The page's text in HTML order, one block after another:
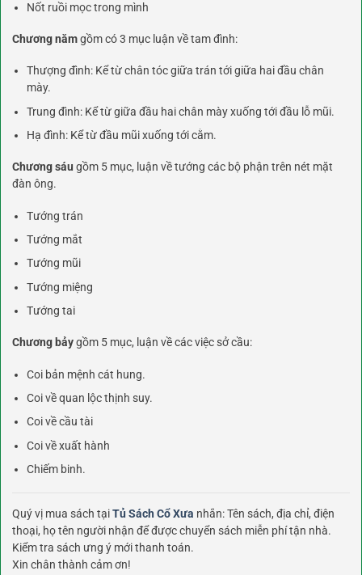
Nốt ruồi mọc trong mình
Chương nămgồm có 3 mục luận về tam đình:
Thượng đình: Kể từ chân tóc giữa trán tới giữa hai đầu chân
mày.
Trung đình: Kể từ giữa đầu hai chân mày xuống tới đầu lỗ mũi.
Hạ đình: Kể từ đầu mũi xuống tới cằm.
Chương sáu gồm 5 mục, luận về tướng các bộ phận trên nét mặt
đàn ông.
Tướng trán
Tướng mắt
Tướng mũi
Tướng miệng
Tướng tai
Chương bảygồm 5 mục, luận về các việc sở cầu:
Coi bản mệnh cát hung.
Coi về quan lộc thịnh suy.
Coi về cầu tài
Coi về xuất hành
Chiếm binh.
Quý vị mua sách tạiTủ Sách Cổ Xưa nhắn: Tên sách, địa chỉ, điện
thoại, họ tên người nhận để được chuyển sách miễn phí tận nhà.
Kiểm tra sách ưng ý mới thanh toán.
Xin chân thành cảm ơn!